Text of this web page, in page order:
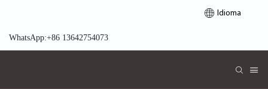
Idioma
WhatsApp:+86 13642754073